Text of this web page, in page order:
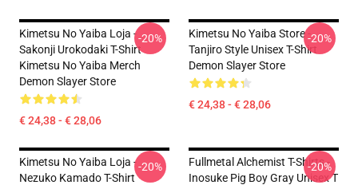
Kimetsu No Yaiba Loja -
Sakonji Urokodaki T-Shirt
Kimetsu No Yaiba Merch
Demon Slayer Store
€ 24,38 - € 28,06
-20%
Kimetsu No Yaiba Store -
Tanjiro Style Unisex T-Shirt
Demon Slayer Store
€ 24,38 - € 28,06
-20%
Kimetsu No Yaiba Loja -
Nezuko Kamado T-Shirt
-20%
Fullmetal Alchemist T-Shirts -
Inosuke Pig Boy Gray Unisex T
-20%